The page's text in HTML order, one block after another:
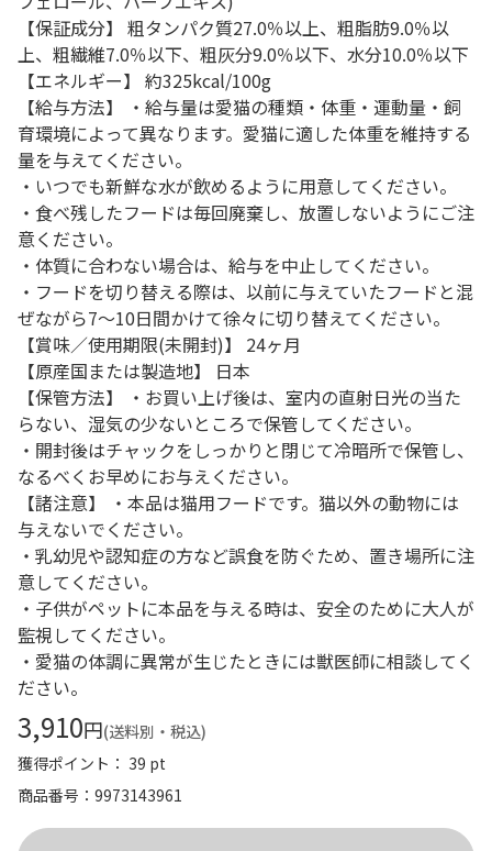
【保証成分】 粗タンパク質27.0％以上、粗脂肪9.0％以
上、粗繊維7.0％以下、粗灰分9.0％以下、水分10.0％以下
【エネルギー】 約325kcal/100g
【給与方法】 ・給与量は愛猫の種類・体重・運動量・飼
育環境によって異なります。愛猫に適した体重を維持する
量を与えてください。
・いつでも新鮮な水が飲めるように用意してください。
・食べ残したフードは毎回廃棄し、放置しないようにご注
意ください。
・体質に合わない場合は、給与を中止してください。
・フードを切り替える際は、以前に与えていたフードと混
ぜながら7～10日間かけて徐々に切り替えてください。
【賞味／使用期限(未開封)】 24ヶ月
【原産国または製造地】 日本
【保管方法】 ・お買い上げ後は、室内の直射日光の当た
らない、湿気の少ないところで保管してください。
・開封後はチャックをしっかりと閉じて冷暗所で保管し、
なるべくお早めにお与えください。
【諸注意】 ・本品は猫用フードです。猫以外の動物には
与えないでください。
・乳幼児や認知症の方など誤食を防ぐため、置き場所に注
意してください。
・子供がペットに本品を与える時は、安全のために大人が
監視してください。
・愛猫の体調に異常が生じたときには獣医師に相談してく
ださい。
3,910円(送料別・税込)
獲得ポイント： 39 pt
商品番号
9973143961